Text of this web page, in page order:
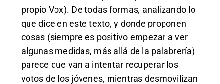
propio Vox). De todas formas, analizando lo
que dice en este texto, y donde proponen
cosas (siempre es positivo empezar a ver
algunas medidas, más allá de la palabrería)
parece que van a intentar recuperar los
votos de los jóvenes, mientras desmovilizan